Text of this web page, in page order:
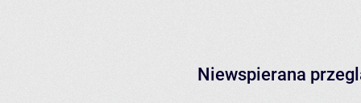
Niewspierana